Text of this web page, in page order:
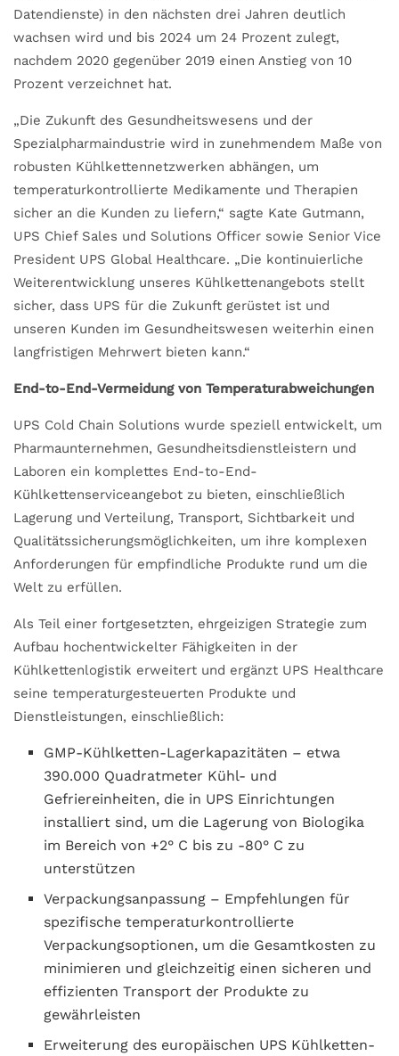
Datendienste) in den nächsten drei Jahren deutlich
wachsen wird und bis 2024 um 24 Prozent zulegt,
nachdem 2020 gegenüber 2019 einen Anstieg von 10
Prozent verzeichnet hat.
„Die Zukunft des Gesundheitswesens und der
Spezialpharmaindustrie wird in zunehmendem Maße von
robusten Kühlkettennetzwerken abhängen, um
temperaturkontrollierte Medikamente und Therapien
sicher an die Kunden zu liefern,“ sagte Kate Gutmann,
UPS Chief Sales und Solutions Officer sowie Senior Vice
President UPS Global Healthcare. „Die kontinuierliche
Weiterentwicklung unseres Kühlkettenangebots stellt
sicher, dass UPS für die Zukunft gerüstet ist und
unseren Kunden im Gesundheitswesen weiterhin einen
langfristigen Mehrwert bieten kann.“
End-to-End-Vermeidung von Temperaturabweichungen
UPS Cold Chain Solutions wurde speziell entwickelt, um
Pharmaunternehmen, Gesundheitsdienstleistern und
Laboren ein komplettes End-to-End-
Kühlkettenserviceangebot zu bieten, einschließlich
Lagerung und Verteilung, Transport, Sichtbarkeit und
Qualitätssicherungsmöglichkeiten, um ihre komplexen
Anforderungen für empfindliche Produkte rund um die
Welt zu erfüllen.
Als Teil einer fortgesetzten, ehrgeizigen Strategie zum
Aufbau hochentwickelter Fähigkeiten in der
Kühlkettenlogistik erweitert und ergänzt UPS Healthcare
seine temperaturgesteuerten Produkte und
Dienstleistungen, einschließlich:
GMP-Kühlketten-Lagerkapazitäten – etwa
390.000 Quadratmeter Kühl- und
Gefriereinheiten, die in UPS Einrichtungen
installiert sind, um die Lagerung von Biologika
im Bereich von +2° C bis zu -80° C zu
unterstützen
Verpackungsanpassung – Empfehlungen für
spezifische temperaturkontrollierte
Verpackungsoptionen, um die Gesamtkosten zu
minimieren und gleichzeitig einen sicheren und
effizienten Transport der Produkte zu
gewährleisten
Erweiterung des europäischen UPS Kühlketten-